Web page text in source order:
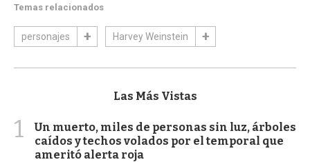
Temas relacionados
personajes Harvey Weinstein
Las Más Vistas
1
Un muerto, miles de personas sin luz, árboles
caídos y techos volados por el temporal que
ameritó alerta roja